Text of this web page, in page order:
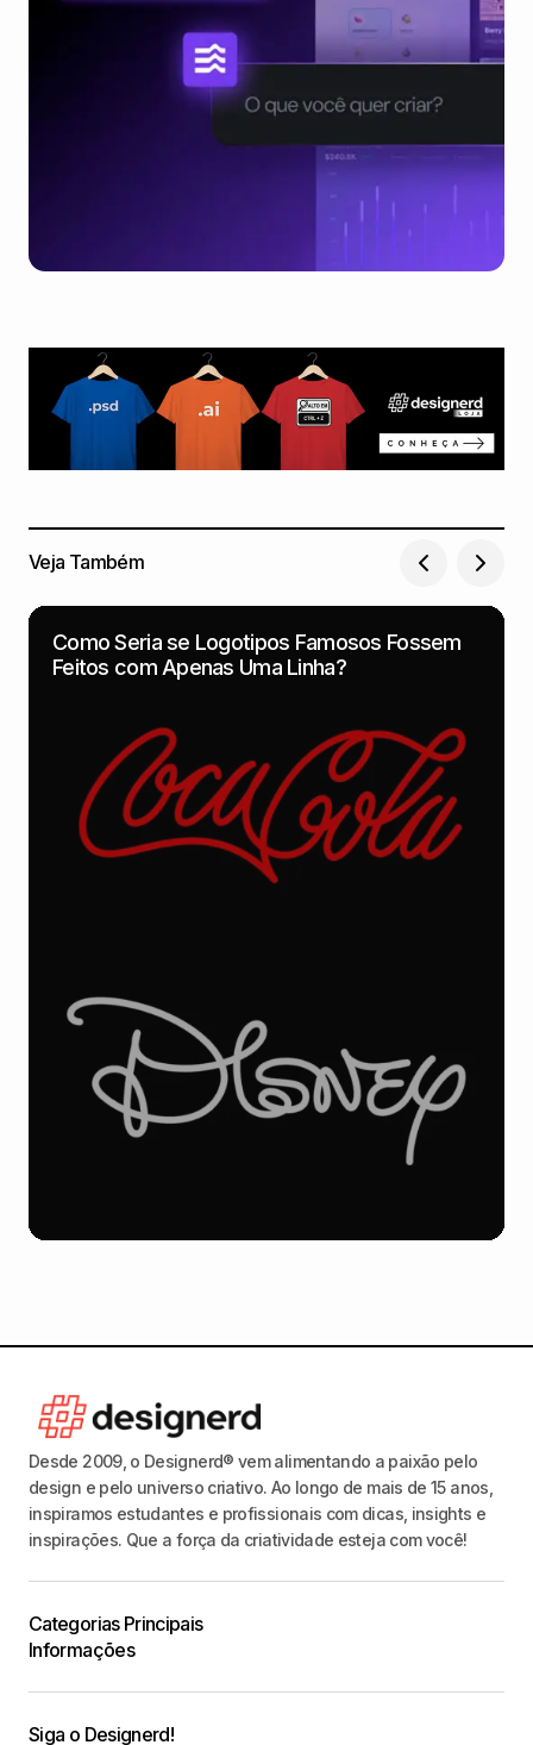
Veja Também
Como Seria se Logotipos Famosos Fossem
Feitos com Apenas Uma Linha?
Desde 2009, o Designerd® vem alimentando a paixão pelo
design e pelo universo criativo. Ao longo de mais de 15 anos,
inspiramos estudantes e profissionais com dicas, insights e
inspirações. Que a força da criatividade esteja com você!
Categorias Principais
Informações
Siga o Designerd!